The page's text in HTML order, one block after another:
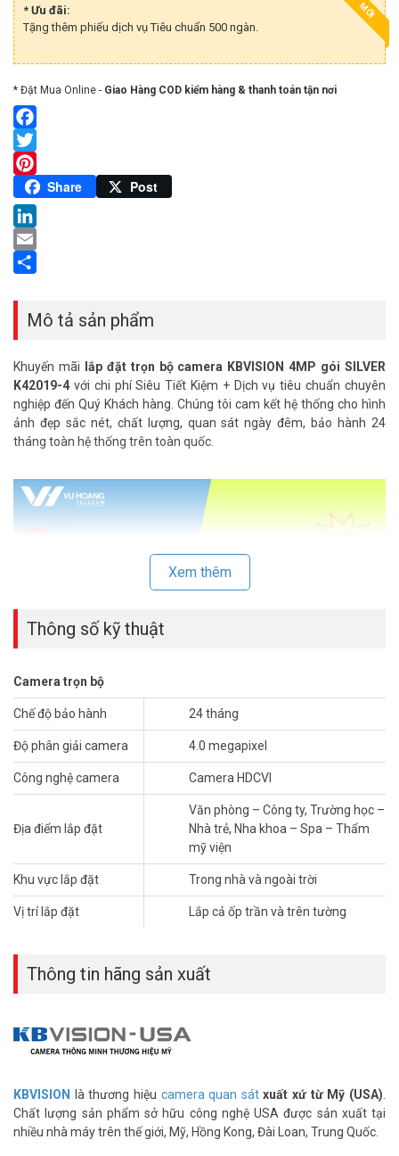
MỚI
* Ưu đãi:
Tặng thêm phiếu dịch vụ Tiêu chuẩn 500 ngàn.
* Đặt Mua Online - Giao Hàng COD kiểm hàng & thanh toán tận nơi
Facebook
Twitter
Pinterest
Share Post
LinkedIn
Email
Mô tả sản phẩm
Khuyến mãi lắp đặt trọn bộ camera KBVISION 4MP gói SILVER
K42019-4 với chi phí Siêu Tiết Kiệm + Dịch vụ tiêu chuẩn chuyên
nghiệp đến Quý Khách hàng. Chúng tôi cam kết hệ thống cho hình
ảnh đẹp sắc nét, chất lượng, quan sát ngày đêm, bảo hành 24
tháng toàn hệ thống trên toàn quốc.
Bộ 2 camera độ phân giải siêu cao 4MP
sáng, ghi hình chuẩn HD sắc nét, với sản phẩm tinh tế, thẩm mỹ
cùng chất lượng và độ ổn định cao. Vuhoangtelecom luôn mang
hàng… với chi phí tiết kiệm.
Thông tin trọn bộ 2 camera KBVISION
– 02 Camera KX-C2K11CP và KX-2K12CP: Độ phân giải
kiệm điện năng, tuổi thọ cao
KX-D8104H1: có 4 kênh chất lượng cao, hỗ trợ
– 02 Nguồn camera cao cấp: loại 12V-1.5A
– 04 Jack nối cáp đồng truc RG6- 5C (Jack BNC + F5): Sản phẩm
– Dây cáp HDMI chuẩn 1.4: Số lượng 1 sợi, loại 1,5 mét, truyền hình
** ƯU ĐÃI:Miễn phí công lắp đặt thiết bị, căn chỉnh góc theo yêu
cầu, cài đặt camera Kbvision miễn phí xem qua mạng, cài xem qua
điện thoại, hướng dẫn sử dụng và hướng dẫn bảo quản hệ thống 1
Xem thêm
Thông số kỹ thuật
Camera trọn bộ
Chế độ bảo hành 24 tháng
Độ phân giải camera 4.0 megapixel
Công nghệ camera Camera HDCVI
Địa điểm lắp đặt
Văn phòng – Công ty, Trường học –
Nhà trẻ, Nha khoa – Spa – Thẩm
mỹ viện
Khu vực lắp đặt Trong nhà và ngoài trời
Vị trí lắp đặt Lắp cả ốp trần và trên tường
Thông tin hãng sản xuất
KBVISION là thương hiệu camera quan sát xuất xứ từ Mỹ (USA)
Chất lượng sản phẩm sở hữu công nghệ USA được sản xuất tại
nhiều nhà máy trên thế giới, Mỹ, Hồng Kong, Đài Loan, Trung Quốc.